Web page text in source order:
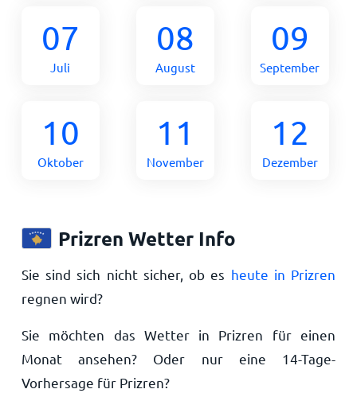
07
Juli
08
August
09
September
10
Oktober
11
November
12
Dezember
Prizren Wetter Info
Sie sind sich nicht sicher, ob es heute in Prizren
regnen wird?
Sie möchten das Wetter in Prizren für einen
Monat ansehen? Oder nur eine 14-Tage-
Vorhersage für Prizren?